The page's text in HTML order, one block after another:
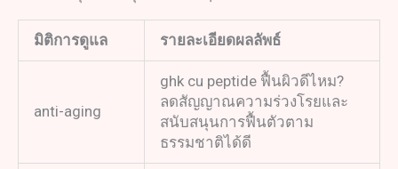
มิติการดูแล รายละเอียดผลลัพธ์
anti-aging
ghk cu peptide ฟื้นผิวดีไหม?
ลดสัญญาณความร่วงโรยและ
สนับสนุนการฟื้นตัวตาม
ธรรมชาติได้ดี